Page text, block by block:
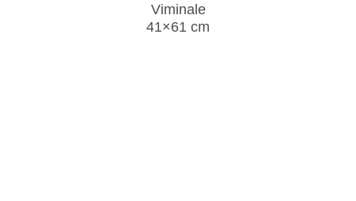
Viminale
41×61 cm